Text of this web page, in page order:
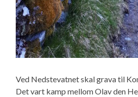
Ved Nedstevatnet skal grava til
Det vart kamp mellom Olav den